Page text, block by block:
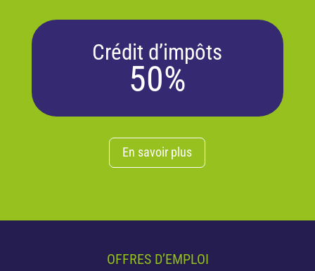
Crédit d’impôts
50%
En savoir plus